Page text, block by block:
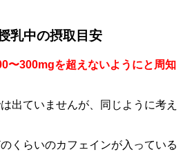
乳中の摂取目安
〜300mgを超えないようにと周知
出ていませんが、
同じように考え
くらいのカフェインが入っている